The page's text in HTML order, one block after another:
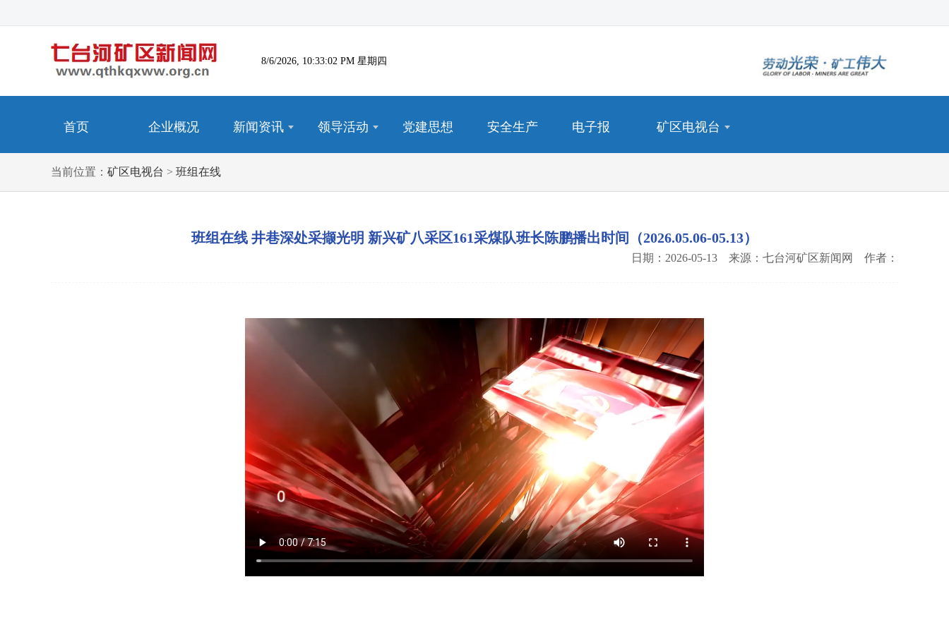
8/6/2026, 10:33:02 PM 星期四
首页 企业概况 新闻资讯 领导活动 党建思想 安全生产 电子报 矿区电视台
当前位置： 矿区电视台 > 班组在线
班组在线 井巷深处采撷光明 新兴矿八采区161采煤队班长陈鹏播出时间（2026.05.06-05.13）
日期：2026-05-13 来源：七台河矿区新闻网 作者：